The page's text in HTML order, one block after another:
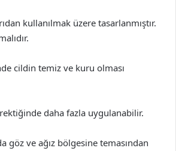
kullanılmak üzere tasarlanmıştır.
cildin temiz ve kuru olması
daha fazla uygulanabilir.
göz ve ağız bölgesine temasından